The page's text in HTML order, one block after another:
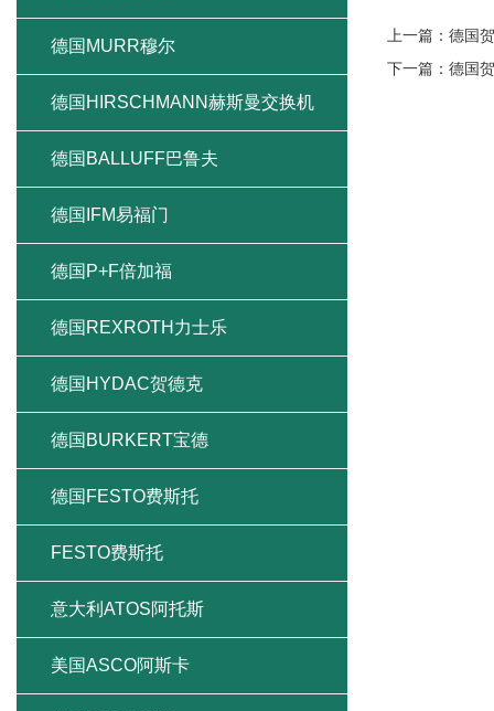
上一篇： 德国
下一篇： 德国
德国MURR穆尔
德国HIRSCHMANN赫斯曼交换机
德国BALLUFF巴鲁夫
德国IFM易福门
德国P+F倍加福
德国REXROTH力士乐
德国HYDAC贺德克
德国BURKERT宝德
德国FESTO费斯托
FESTO费斯托
意大利ATOS阿托斯
美国ASCO阿斯卡